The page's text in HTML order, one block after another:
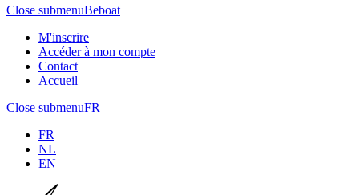
Close submenuBeboat
M'inscrire
Accéder à mon compte
Contact
Accueil
Close submenuFR
FR
NL
EN